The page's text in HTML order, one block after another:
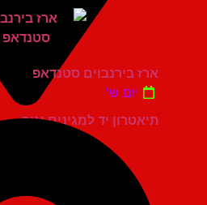
תיאטרון יד למגינים יגור
ארז בירנבוים סטנדאפ
יום ש'